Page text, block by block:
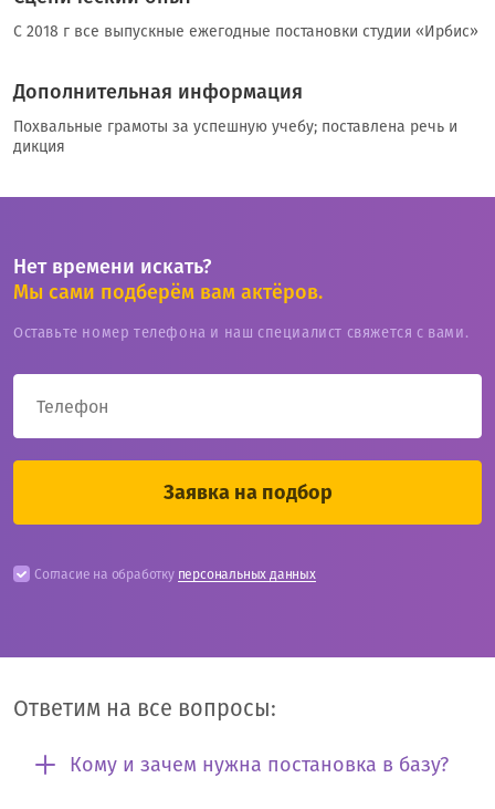
С 2018 г все выпускные ежегодные постановки студии «Ирбис»
Дополнительная информация
Похвальные грамоты за успешную учебу; поставлена речь и
дикция
Нет времени искать?
Мы сами подберём вам актёров.
Оставьте номер телефона и наш специалист свяжется с вами.
Согласие на обработку персональных данных
Ответим на все вопросы:
Кому и зачем нужна постановка в базу?